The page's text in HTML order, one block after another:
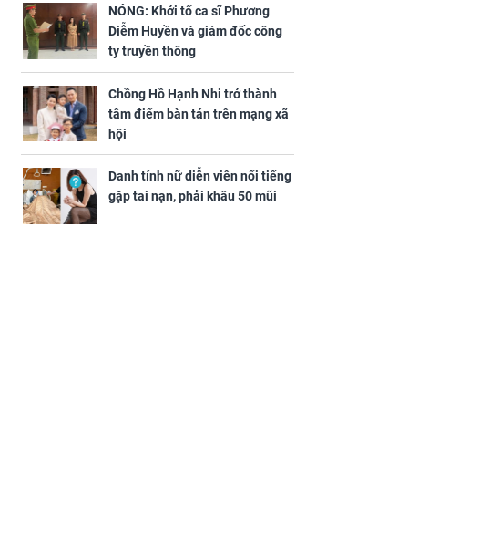
bạc đội nón ra đi
NÓNG: Khởi tố ca sĩ Phương
Diễm Huyền và giám đốc công
ty truyền thông
Chồng Hồ Hạnh Nhi trở thành
tâm điểm bàn tán trên mạng xã
hội
Danh tính nữ diễn viên nổi tiếng
gặp tai nạn, phải khâu 50 mũi